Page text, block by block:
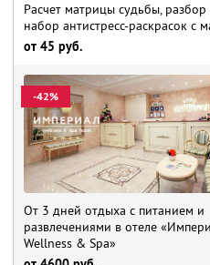
Расчет матрицы судьбы,
набор антистресс-раскрасок с
от 45 руб.
-42%
От 3 дней отдыха с питанием и
развлечениями в отеле
Wellness & Spa»